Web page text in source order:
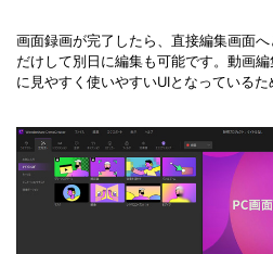
画面録画が完了したら、直接編集画面
だけして別日に編集も可能です。動画
に見やすく使いやすいUIとなっているた